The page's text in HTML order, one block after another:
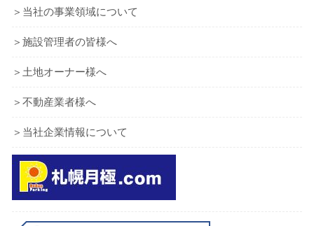
＞当社の事業領域について
＞施設管理者の皆様へ
＞土地オーナー様へ
＞不動産業者様へ
＞当社企業情報について